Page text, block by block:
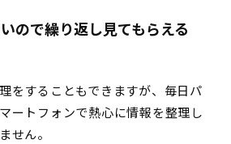
ので繰り返し見てもらえる
をすることもできますが、毎日パ
ートフォンで熱心に情報を整理し
せん。